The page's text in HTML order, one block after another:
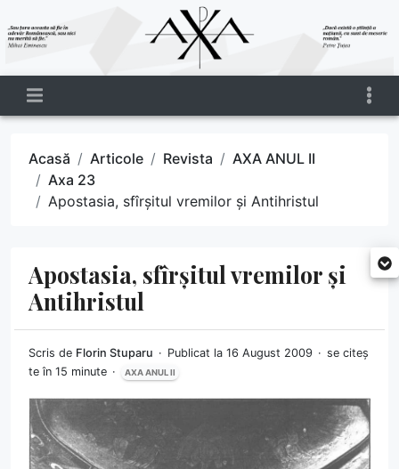
Acasă Articole Revista
AXA ANUL II
Axa 23
Apostasia, sfîrșitul vremilor și Antihristul
Apostasia, sfîrșitul vremilor și
Antihristul
Scris de Florin Stuparu Publicat la 16 August 2009
se citeș
te în 15 minute
AXA ANUL II